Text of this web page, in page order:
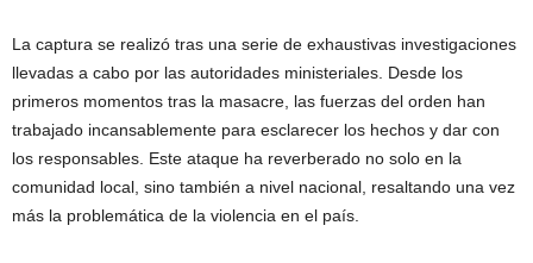
La captura se realizó tras una serie de exhaustivas investigaciones
llevadas a cabo por las autoridades ministeriales. Desde los
primeros momentos tras la masacre, las fuerzas del orden han
trabajado incansablemente para esclarecer los hechos y dar con
los responsables. Este ataque ha reverberado no solo en la
comunidad local, sino también a nivel nacional, resaltando una vez
más la problemática de la violencia en el país.